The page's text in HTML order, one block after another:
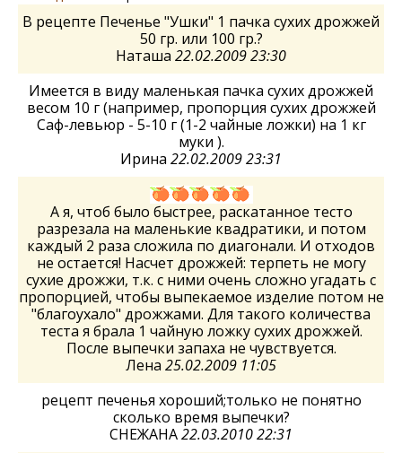
В рецепте Печенье "Ушки" 1 пачка сухих дрожжей
50 гр. или 100 гр.?
Наташа 22.02.2009 23:30
Имеется в виду маленькая пачка сухих дрожжей
весом 10 г (например, пропорция сухих дрожжей
Саф-левьюр - 5-10 г (1-2 чайные ложки) на 1 кг
муки ).
Ирина 22.02.2009 23:31
А я, чтоб было быстрее, раскатанное тесто
разрезала на маленькие квадратики, и потом
каждый 2 раза сложила по диагонали. И отходов
не остается! Насчет дрожжей: терпеть не могу
сухие дрожжи, т.к. с ними очень сложно угадать с
пропорцией, чтобы выпекаемое изделие потом не
"благоухало" дрожжами. Для такого количества
теста я брала 1 чайную ложку сухих дрожжей.
После выпечки запаха не чувствуется.
Лена 25.02.2009 11:05
рецепт печенья хороший;только не понятно
сколько время выпечки?
СНЕЖАНА22.03.2010 22:31